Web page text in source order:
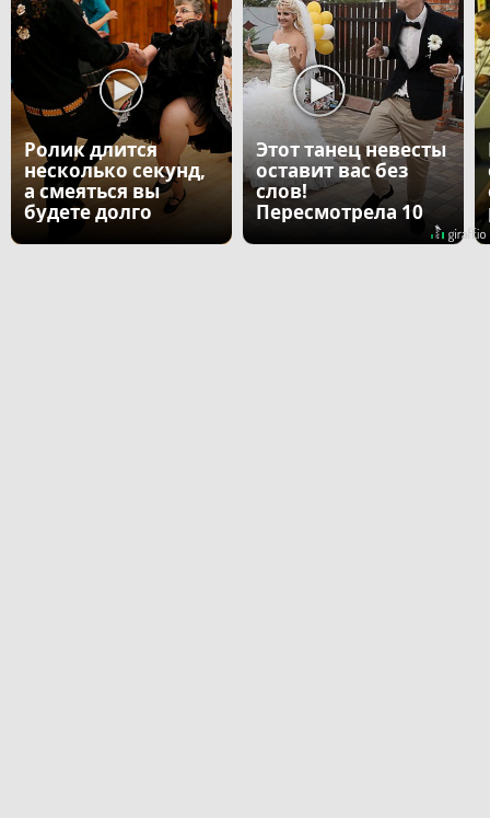
Ролик длится
несколько секунд,
а смеяться вы
будете долго
Этот танец невесты
оставит вас без
слов!
Пересмотрела 10